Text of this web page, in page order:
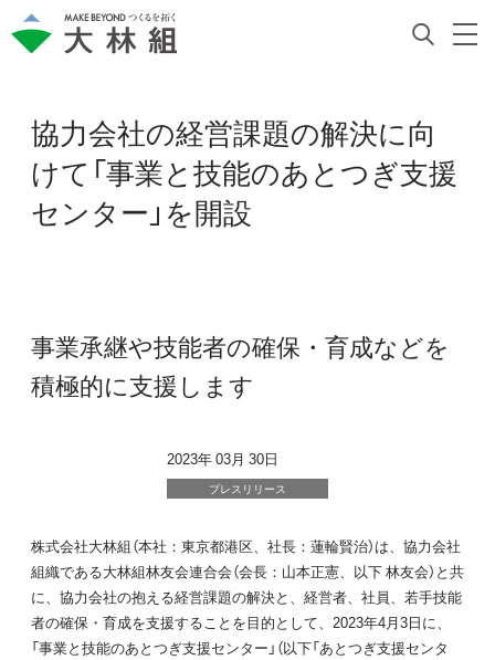
協力会社の経営課題の解決に向
けて「事業と技能のあとつぎ支援
センター」を開設
事業承継や技能者の確保・育成などを
積極的に支援します
2023年 03月 30日
プレスリリース
株式会社大林組（本社：東京都港区、社長：蓮輪賢治）は、協力会社
組織である大林組林友会連合会（会長：山本正憲、以下 林友会）と共
に、協力会社の抱える経営課題の解決と、経営者、社員、若手技能
者の確保・育成を支援することを目的として、2023年4月3日に、
「事業と技能のあとつぎ支援センター」（以下「あとつぎ支援センタ